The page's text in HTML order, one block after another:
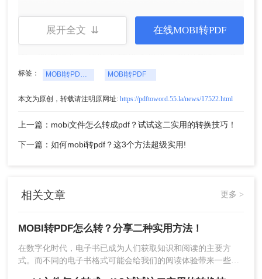
3、点击开始转换，等待转换完成。如果转换过程
重新转换。
我们可以选择一些专业的电子书管理软件来进行
MOBI到PDF的转换，如Calibre、KindleGen等。这
类软件不仅可以帮助我们管理电子书，还支持格式
转换功能。
展开全文 ⇊ 在线MOBI转PDF
标签： MOBI转PDF怎么转 MOBI转PDF
本文为原创，转载请注明原网址: https://pdftoword.55.la/news/17522.html
上一篇：mobi文件怎么转成pdf？试试这二实用的转换技巧！
下一篇：如何mobi转pdf？这3个方法超级实用!
相关文章 更多 >
MOBI转PDF怎么转？分享二种实用方法！
在数字化时代，电子书已成为人们获取知识和阅读的主要方
式。而不同的电子书格式可能会给我们的阅读体验带来一些不